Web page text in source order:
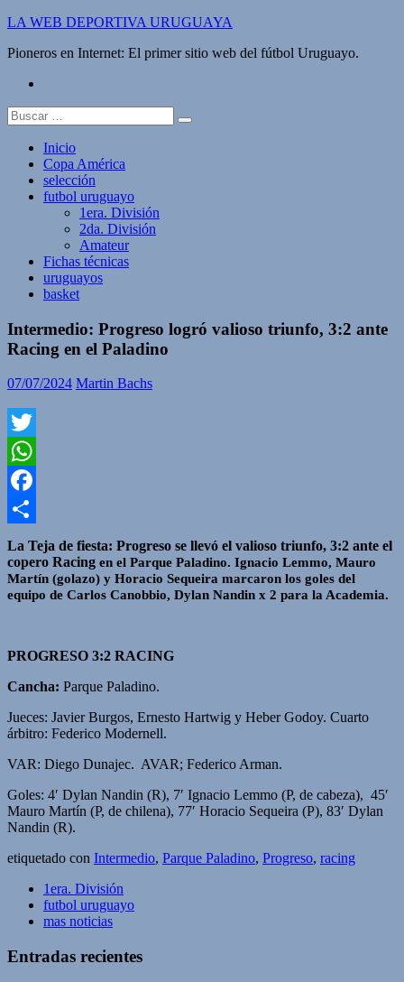
Saltar
contenido
LA WEB DEPORTIVA URUGUAYA
Pioneros en Internet: El primer sitio web del fútbol Uruguayo.
Buscar:
Inicio
Copa América
selección
futbol uruguayo
1era. División
2da. División
Amateur
Fichas técnicas
uruguayos
basket
Intermedio: Progreso logró valioso triunfo, 3:2 ante
Racing en el Paladino
07/07/2024 Martin Bachs
Twitter
WhatsApp
Facebook
Compartir
La Teja de fiesta: Progreso se llevó el valioso triunfo, 3:2 ante el
copero Racing en el Parque Paladino. Ignacio Lemmo, Mauro
Martín (golazo) y Horacio Sequeira marcaron los goles del
equipo de Carlos Canobbio, Dylan Nandin x 2 para la Academia.
PROGRESO 3:2 RACING
Cancha: Parque Paladino.
Jueces: Javier Burgos, Ernesto Hartwig y Heber Godoy. Cuarto
árbitro: Federico Modernell.
VAR: Diego Dunajec. AVAR; Federico Arman.
Goles: 4′ Dylan Nandin (R), 7′ Ignacio Lemmo (P, de cabeza), 45′
Mauro Martín (P, de chilena), 77′ Horacio Sequeira (P), 83′ Dylan
Nandin (R).
etiquetado con Intermedio, Parque Paladino, Progreso, racing
1era. División
futbol uruguayo
mas noticias
Entradas recientes